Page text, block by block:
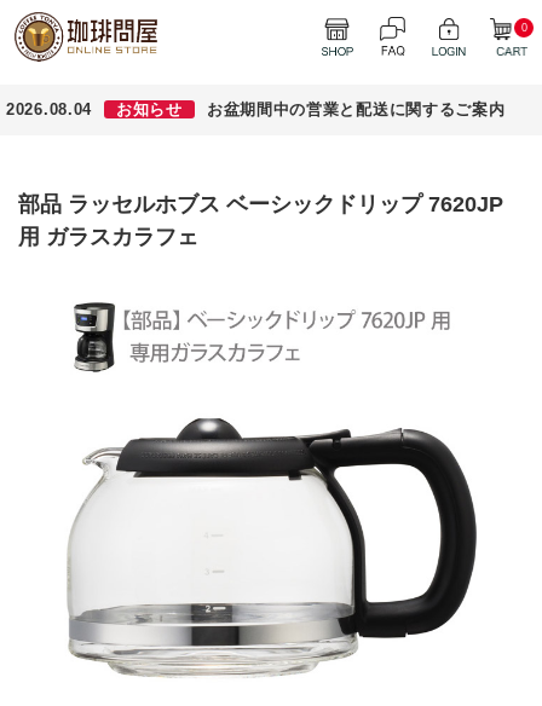
0
2026.08.04 お知らせ お盆期間中の営業と配送に関するご案内
部品 ラッセルホブス ベーシックドリップ 7620JP
用 ガラスカラフェ